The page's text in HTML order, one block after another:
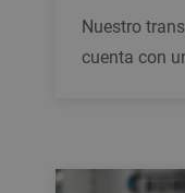
Nuestro
cuenta con
de